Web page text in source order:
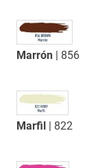
Marrón| 856
Marfil | 822